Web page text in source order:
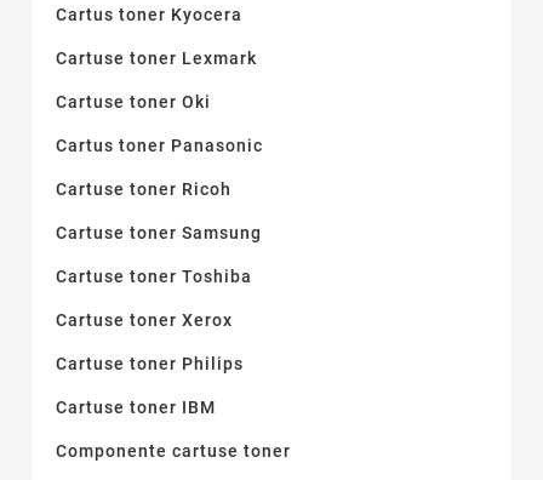
Cartus toner Kyocera
Cartuse toner Lexmark
Cartuse toner Oki
Cartus toner Panasonic
Cartuse toner Ricoh
Cartuse toner Samsung
Cartuse toner Toshiba
Cartuse toner Xerox
Cartuse toner Philips
Cartuse toner IBM
Componente cartuse toner